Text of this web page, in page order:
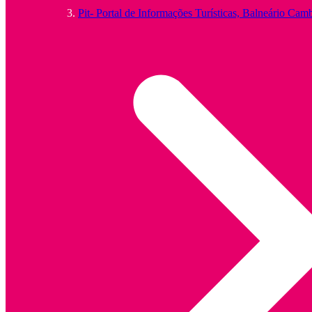
Pit- Portal de Informações Turísticas, Balneário